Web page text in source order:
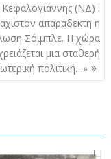
Κεφαλογιάννης (ΝΔ) :
απαράδεκτη η
Σόιμπλε. Η χώρα
μια σταθερή
πολιτική…»